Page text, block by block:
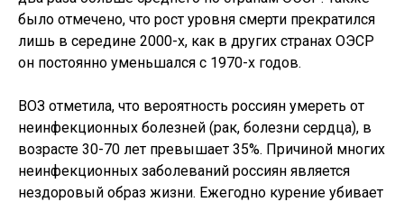
было отмечено, что рост уровня смерти прекратился
лишь в середине 2000-х, как в других странах ОЭСР
он постоянно уменьшался с 1970-х годов.
ВОЗ отметила, что вероятность россиян умереть от
неинфекционных болезней (рак, болезни сердца), в
возрасте 30-70 лет превышает 35%. Причиной многих
неинфекционных заболеваний россиян является
нездоровый образ жизни. Ежегодно курение убивает